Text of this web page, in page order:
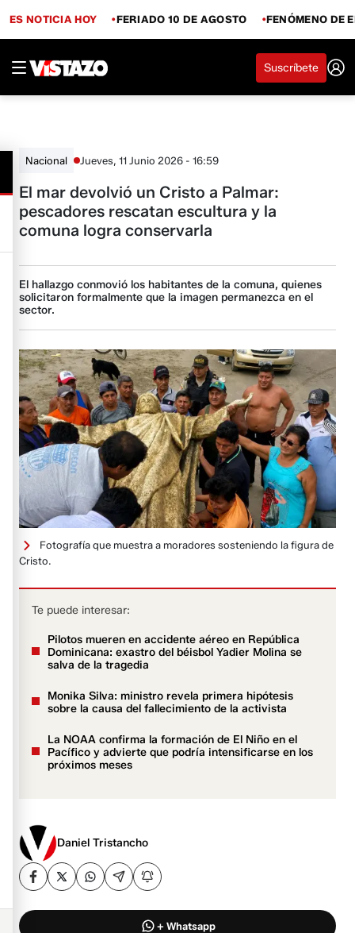
ES NOTICIA HOY FERIADO 10 DE AGOSTO FENÓMENO DE
Suscríbete
Nacional Jueves, 11 Junio 2026 - 16:59
El mar devolvió un Cristo a Palmar:
pescadores rescatan escultura y la
comuna logra conservarla
El hallazgo conmovió los habitantes de la comuna, quienes
solicitaron formalmente que la imagen permanezca en el
sector.
Fotografía que muestra a moradores sosteniendo la figura de
Cristo.
Te puede interesar:
Pilotos mueren en accidente aéreo en República
Dominicana: exastro del béisbol Yadier Molina se
salva de la tragedia
Monika Silva: ministro revela primera hipótesis
sobre la causa del fallecimiento de la activista
La NOAA confirma la formación de El Niño en el
Pacífico y advierte que podría intensificarse en los
próximos meses
Daniel Tristancho
+ Whatsapp